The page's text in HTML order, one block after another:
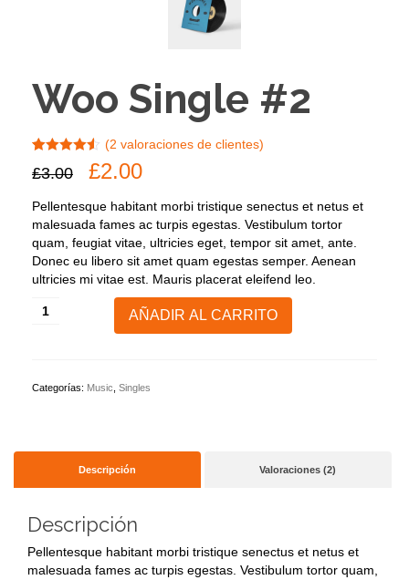
Woo Single #2
con4.50
de
a
valoraciones
de
clientes
(2 valoraciones de clientes)
£3.00 El
original
era:
£3.00.
£2.00El
actual
es:
£2.00.
Pellentesque habitant morbi tristique senectus et netus et
malesuada fames ac turpis egestas. Vestibulum tortor
quam, feugiat vitae, ultricies eget, tempor sit amet, ante.
Donec eu libero sit amet quam egestas semper. Aenean
ultricies mi vitae est. Mauris placerat eleifend leo.
Woo
AÑADIR AL CARRITO
Categorías: Music Singles
Descripción Valoraciones (2)
Descripción
Pellentesque habitant morbi tristique senectus et netus et
malesuada fames ac turpis egestas. Vestibulum tortor quam,